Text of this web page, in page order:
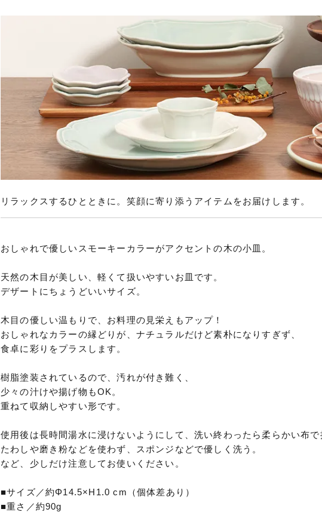
リラックスするひとときに。笑顔に寄り添うアイテムをお届けします。
おしゃれで優しいスモーキーカラーがアクセントの木の小皿。
天然の木目が美しい、軽くて扱いやすいお皿です。
デザートにちょうどいいサイズ。
木目の優しい温もりで、お料理の見栄えもアップ！
おしゃれなカラーの縁どりが、ナチュラルだけど素朴になりすぎず、
食卓に彩りをプラスします。
樹脂塗装されているので、汚れが付き難く、
少々の汁けや揚げ物もOK。
重ねて収納しやすい形です。
使用後は長時間湯水に浸けないようにして、洗い終わったら柔らかい布
たわしや磨き粉などを使わず、スポンジなどで優しく洗う。
など、少しだけ注意してお使いください。
■サイズ／約Φ14.5×H1.0 cm（個体差あり）
■重さ／約90g